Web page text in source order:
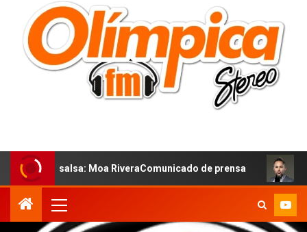
Moa RiveraComunicado de prensa MARCOS